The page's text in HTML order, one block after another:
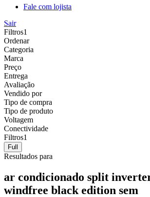
Fale com lojista
Sair
Filtros1
Ordenar
Categoria
Marca
Preço
Entrega
Avaliação
Vendido por
Tipo de compra
Tipo de produto
Voltagem
Conectividade
Filtros1
Full
Resultados para
ar condicionado split
windfree black edition sem